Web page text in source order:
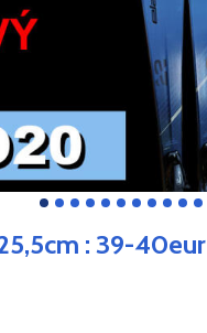
: 39-40eur